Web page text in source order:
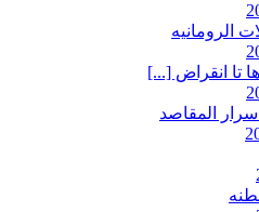
الرومانیه
تا انقراض [...]
المقاصد